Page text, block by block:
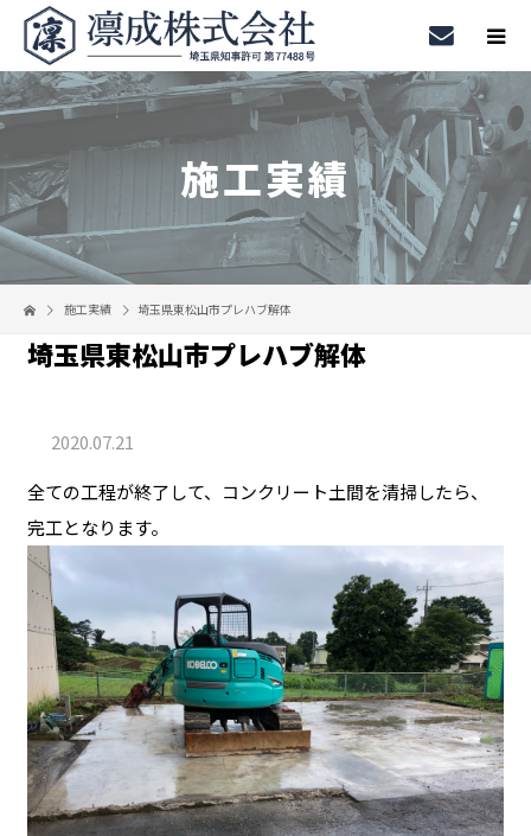
施工実績
施工実績 埼玉県東松山市プレハブ解体
埼玉県東松山市プレハブ解体
2020.07.21
全ての工程が終了して、コンクリート土間を清掃したら、
完工となります。